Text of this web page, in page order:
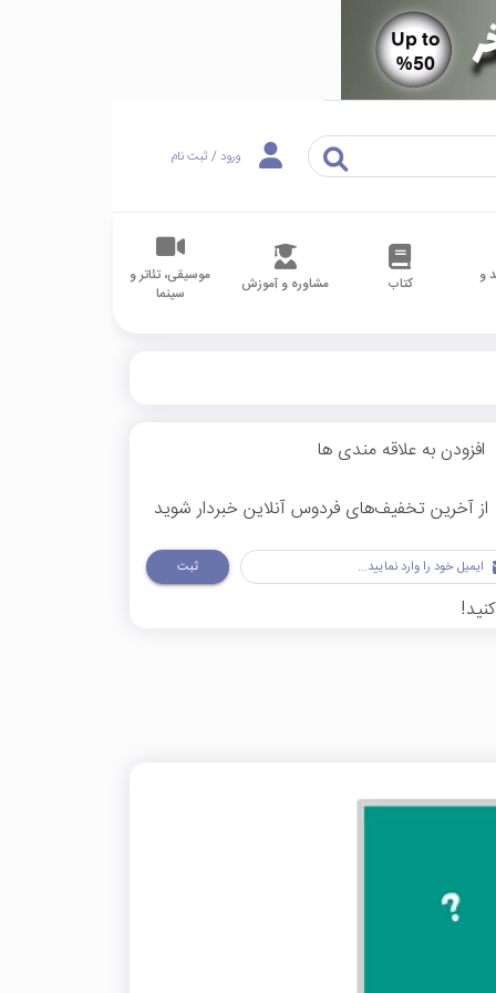
ورود / ثبت نام
و کتاب مشاوره و آموزش
موسیقی، تئاتر و
سینما
افزودن به علاقه مندی ها
از آخرین تخفیف‌های فردوس آنلاین خبردار شوید
ثبت